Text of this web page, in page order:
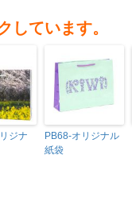
しています。
ジナ
PB68-オリジナル
紙袋